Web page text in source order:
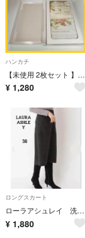
ハンカチ
【未使用 2枚セット 】ローラアシュレイ 甘撚りタオルハンカチ ハンドタオル
¥ 1,280
ロングスカート
ローラアシュレイ 洗える タイトミモレスカート ダークグレー M 上品 切り替え
¥ 1,880